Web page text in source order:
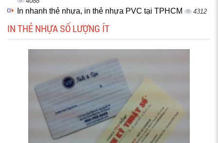
In nhanh thẻ nhựa, in thẻ nhựa PVC tại TPHCM 4312
IN THẺ NHỰA SỐ LƯỢNG ÍT